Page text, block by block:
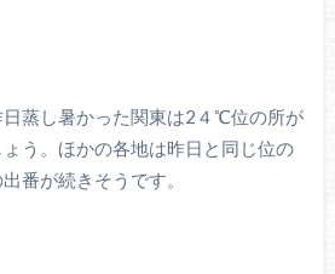
日蒸し暑かった関東は2４℃位の所が
う。ほかの各地は昨日と同じ位の
番が続きそうです。